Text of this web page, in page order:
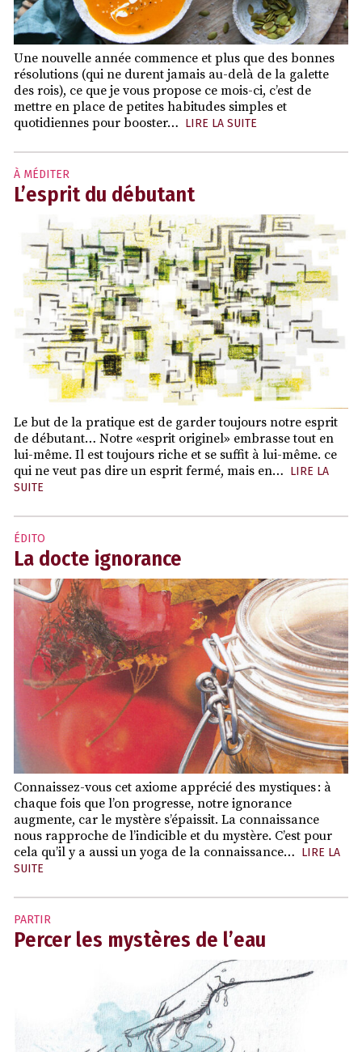
Une nouvelle année commence et plus que des bonnes
résolutions (qui ne durent jamais au-delà de la galette
des rois), ce que je vous propose ce mois-ci, c’est de
mettre en place de petites habitudes simples et
quotidiennes pour booster… LIRE LA SUITE
À MÉDITER
L’esprit du débutant
Le but de la pratique est de garder toujours notre esprit
de débutant… Notre «esprit originel» embrasse tout en
lui-même. Il est toujours riche et se suffit à lui-même. ce
qui ne veut pas dire un esprit fermé, mais en… LIRE LA
SUITE
ÉDITO
La docte ignorance
Connaissez-vous cet axiome apprécié des mystiques : à
chaque fois que l’on progresse, notre ignorance
augmente, car le mystère s’épaissit. La connaissance
nous rapproche de l’indicible et du mystère. C’est pour
cela qu’il y a aussi un yoga de la connaissance… LIRE LA
SUITE
PARTIR
Percer les mystères de l’eau